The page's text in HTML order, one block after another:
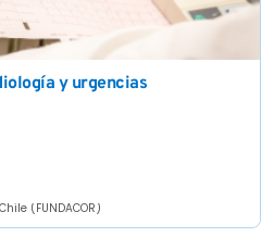
y urgencias
(FUNDACOR)